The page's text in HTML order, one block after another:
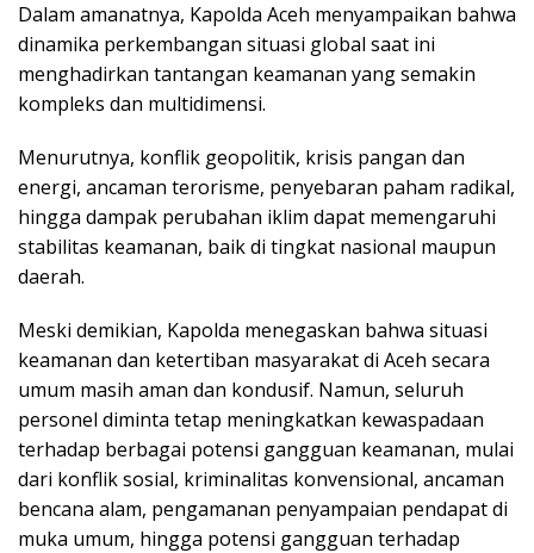
Dalam amanatnya, Kapolda Aceh menyampaikan bahwa
dinamika perkembangan situasi global saat ini
menghadirkan tantangan keamanan yang semakin
kompleks dan multidimensi.
Menurutnya, konflik geopolitik, krisis pangan dan
energi, ancaman terorisme, penyebaran paham radikal,
hingga dampak perubahan iklim dapat memengaruhi
stabilitas keamanan, baik di tingkat nasional maupun
daerah.
Meski demikian, Kapolda menegaskan bahwa situasi
keamanan dan ketertiban masyarakat di Aceh secara
umum masih aman dan kondusif. Namun, seluruh
personel diminta tetap meningkatkan kewaspadaan
terhadap berbagai potensi gangguan keamanan, mulai
dari konflik sosial, kriminalitas konvensional, ancaman
bencana alam, pengamanan penyampaian pendapat di
muka umum, hingga potensi gangguan terhadap